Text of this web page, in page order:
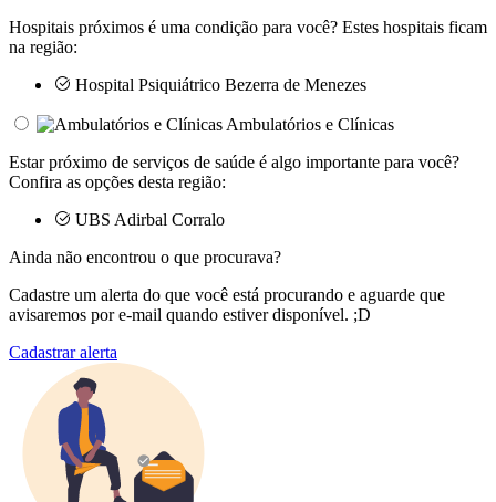
Hospitais próximos é uma condição para você? Estes hospitais ficam
na região:
Hospital Psiquiátrico Bezerra de Menezes
Ambulatórios e Clínicas
Estar próximo de serviços de saúde é algo importante para você?
Confira as opções desta região:
UBS Adirbal Corralo
Ainda não encontrou o que procurava?
Cadastre um alerta do que você está procurando e aguarde que
avisaremos por e-mail quando estiver disponível. ;D
Cadastrar alerta